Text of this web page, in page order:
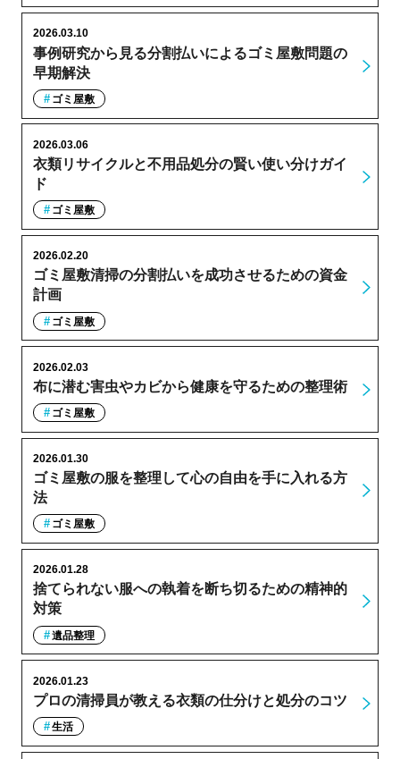
事例研究から見る分割払いによるゴミ屋敷問題の
早期解決
2026.03.10
ゴミ屋敷
衣類リサイクルと不用品処分の賢い使い分けガイ
ド
2026.03.06
ゴミ屋敷
ゴミ屋敷清掃の分割払いを成功させるための資金
計画
2026.02.20
ゴミ屋敷
布に潜む害虫やカビから健康を守るための整理術
2026.02.03
ゴミ屋敷
ゴミ屋敷の服を整理して心の自由を手に入れる方
法
2026.01.30
ゴミ屋敷
捨てられない服への執着を断ち切るための精神的
対策
2026.01.28
遺品整理
プロの清掃員が教える衣類の仕分けと処分のコツ
2026.01.23
生活